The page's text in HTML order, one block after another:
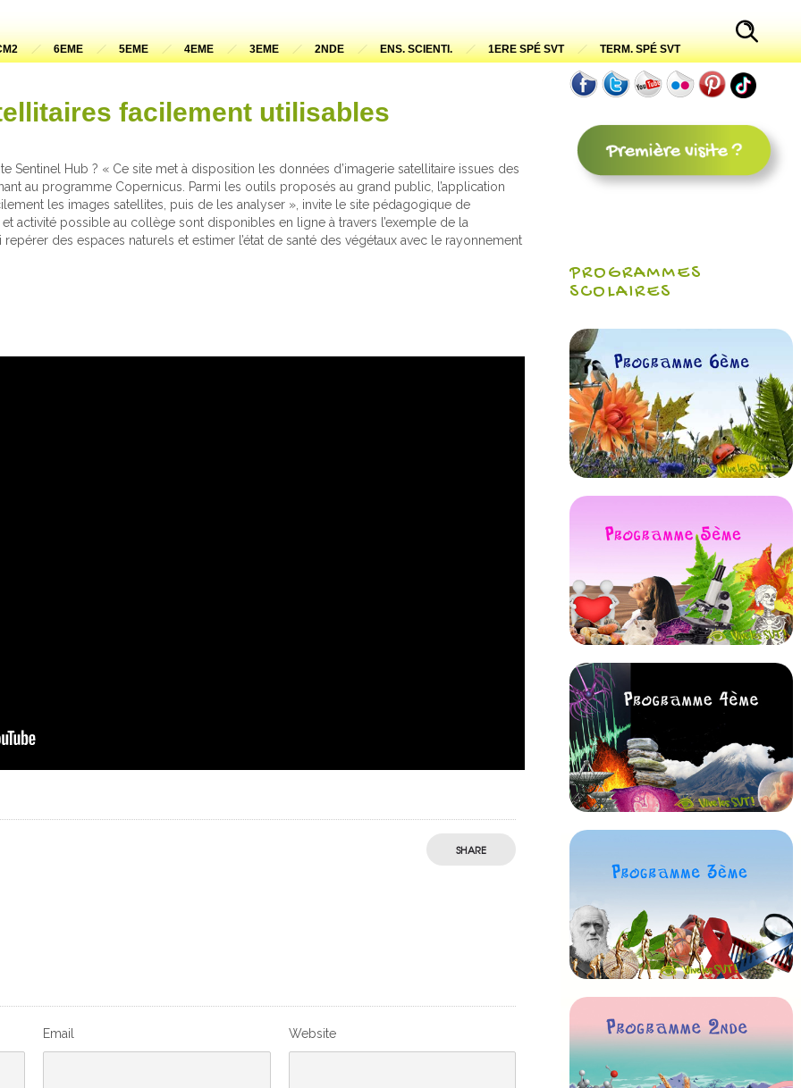
6EME 5EME 4EME 3EME 2NDE ENS. SCIENTI. 1ERE SPÉ SVT
TERM. SPÉ SVT
facilement utilisables
Sentinel Hub ? « Ce site met à disposition les données d’imagerie satellitaire issues des
au programme Copernicus. Parmi les outils proposés au grand public, l’application
les images satellites, puis de les analyser », invite le site pédagogique de
et activité possible au collège sont disponibles en ligne à travers l’exemple de la
des espaces naturels et estimer l’état de santé des végétaux avec le rayonnement
SHARE
Email Website
PROGRAMMES
SCOLAIRES